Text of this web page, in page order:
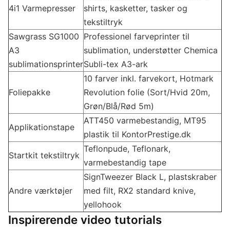
4i1 Varmepresser
shirts, kasketter, tasker og
tekstiltryk
Sawgrass SG1000
A3
sublimationsprinter
Professionel farveprinter til
sublimation, understøtter Chemica
Subli-tex A3-ark
Foliepakke
10 farver inkl. farvekort, Hotmark
Revolution folie (Sort/Hvid 20m,
Grøn/Blå/Rød 5m)
Applikationstape
ATT450 varmebestandig, MT95
plastik til KontorPrestige.dk
Startkit tekstiltryk
Teflonpude, Teflonark,
varmebestandig tape
Andre værktøjer
SignTweezer Black L, plastskraber
med filt, RX2 standard knive,
yellohook
Inspirerende video tutorials